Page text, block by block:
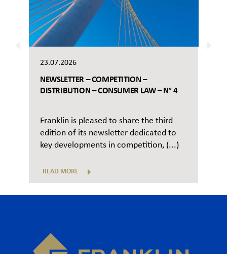
23.07.2026
NEWSLETTER – COMPETITION –
DISTRIBUTION – CONSUMER LAW – N° 4
Franklin is pleased to share the third
edition of its newsletter dedicated to
key developments in competition, (...)
READ MORE